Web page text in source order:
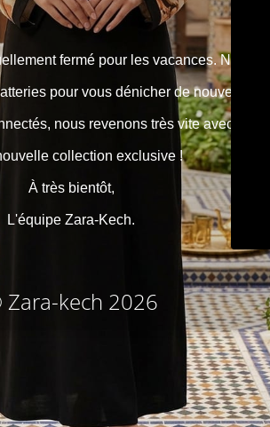
fermé pour les vacances. Nous
pour vous dénicher de nouvelles
nous revenons très vite avec une
collection exclusive !
À très bientôt,
L'équipe Zara-Kech.
kech 2026